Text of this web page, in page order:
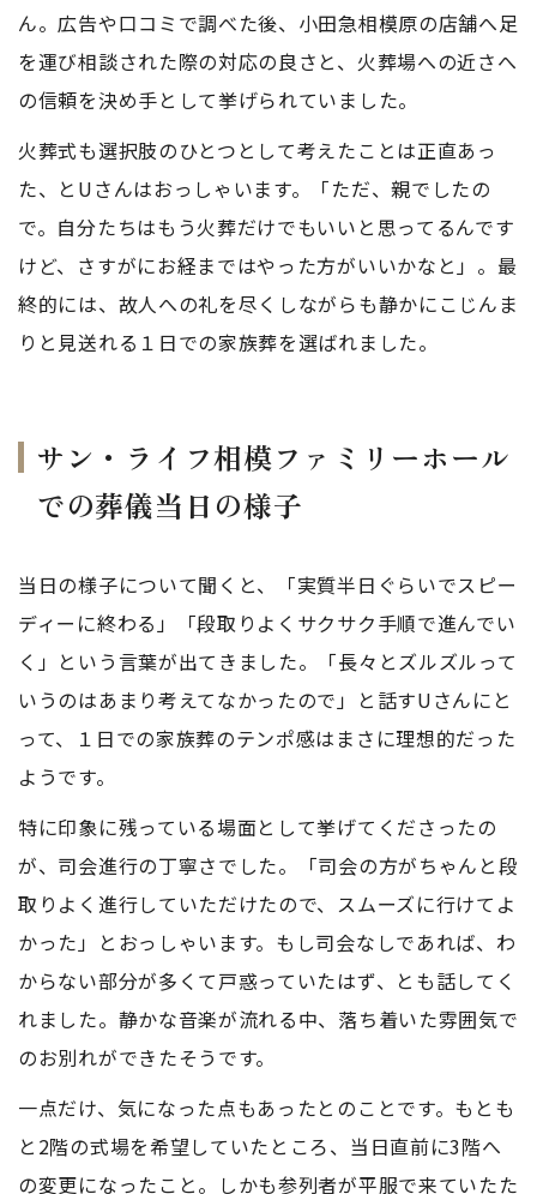
ん。広告や口コミで調べた後、小田急相模原の店舗へ足
を運び相談された際の対応の良さと、火葬場への近さへ
の信頼を決め手として挙げられていました。
火葬式も選択肢のひとつとして考えたことは正直あっ
た、とUさんはおっしゃいます。「ただ、親でしたの
で。自分たちはもう火葬だけでもいいと思ってるんです
けど、さすがにお経まではやった方がいいかなと」。最
終的には、故人への礼を尽くしながらも静かにこじんま
りと見送れる１日での家族葬を選ばれました。
サン・ライフ相模ファミリーホール
での葬儀当日の様子
当日の様子について聞くと、「実質半日ぐらいでスピー
ディーに終わる」「段取りよくサクサク手順で進んでい
く」という言葉が出てきました。「長々とズルズルって
いうのはあまり考えてなかったので」と話すUさんにと
って、１日での家族葬のテンポ感はまさに理想的だった
ようです。
特に印象に残っている場面として挙げてくださったの
が、司会進行の丁寧さでした。「司会の方がちゃんと段
取りよく進行していただけたので、スムーズに行けてよ
かった」とおっしゃいます。もし司会なしであれば、わ
からない部分が多くて戸惑っていたはず、とも話してく
れました。静かな音楽が流れる中、落ち着いた雰囲気で
のお別れができたそうです。
一点だけ、気になった点もあったとのことです。もとも
と2階の式場を希望していたところ、当日直前に3階へ
の変更になったこと。しかも参列者が平服で来ていたた